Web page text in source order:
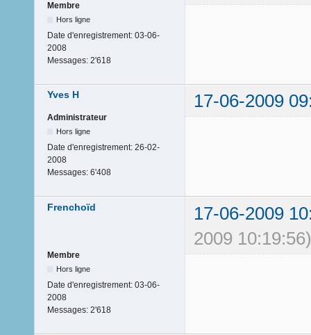
Membre
Hors ligne
Date d'enregistrement: 03-06-
2008
Messages: 2'618
Yves H 17-06-2009
Administrateur
Hors ligne
Date d'enregistrement: 26-02-
2008
Messages: 6'408
Frenchoïd
17-06-2009
2009 10:19:56)
Membre
Hors ligne
Date d'enregistrement: 03-06-
2008
Messages: 2'618